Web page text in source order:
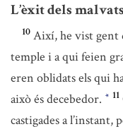
L’èxit dels malvats
10 Així, he vist gent
temple i a qui feien
eren oblidats els qui
això és decebedor. * 11
castigades a l’instant,